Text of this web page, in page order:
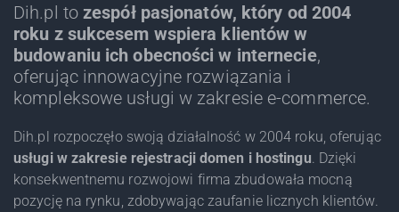
Dih.pl to zespół pasjonatów, który od 2004
roku z sukcesem wspiera klientów w
budowaniu ich obecności w internecie,
oferując innowacyjne rozwiązania i
kompleksowe usługi w zakresie e-commerce.
Dih.pl rozpoczęło swoją działalność w 2004 roku, oferując
usługi w zakresie rejestracji domen i hostingu. Dzięki
konsekwentnemu rozwojowi firma zbudowała mocną
pozycję na rynku, zdobywając zaufanie licznych klientów.